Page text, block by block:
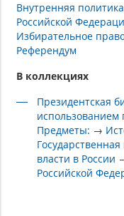
Внутренняя
Российской
Избирательное
Референдум
В коллекциях
Президентская
использованием
Предметы: →
Государственная
власти в России
Российской